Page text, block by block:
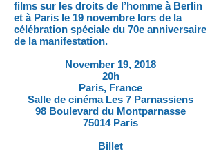
films sur les droits de l’homme à Berlin
et à Paris le 19 novembre lors de la
célébration spéciale du 70e anniversaire
de la manifestation.
November 19, 2018
20h
Paris, France
Salle de cinéma Les 7 Parnassiens
98 Boulevard du Montparnasse
75014 Paris
Billet